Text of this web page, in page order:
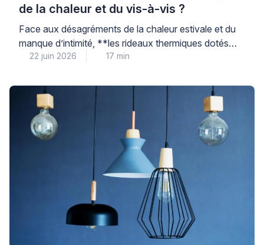
de la chaleur et du vis-à-vis ?
Face aux désagréments de la chaleur estivale et du
manque d’intimité, **les rideaux thermiques dotés
d’une doublure isolante certifiée constituent une
votre confort au quotidien sans engager de travaux
conséquents. Le choix du bon rideau repose sur des
critères techniques précis – nature du tissu, présence
d’une doublure spécifique, […]
22 juin 2026 17 min